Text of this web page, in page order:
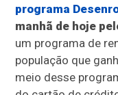
programa
manhã de hoje
um programa de
população que
meio desse